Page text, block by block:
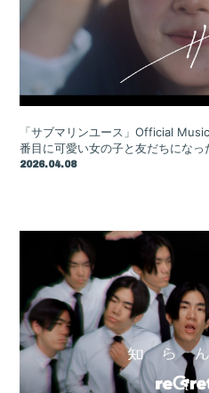
「サブマリンユース」Official
番目に可愛い女の子と友だちになっ
2026.04.08